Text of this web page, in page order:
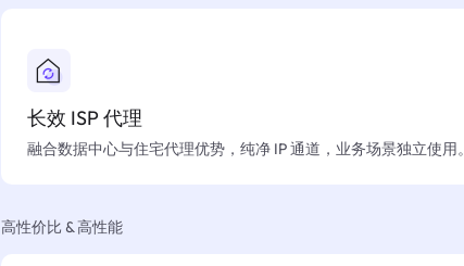
长效 ISP 代理
融合数据中心与住宅代理优势，纯净 IP 通道，业务场景独立使用。
高性价比 & 高性能